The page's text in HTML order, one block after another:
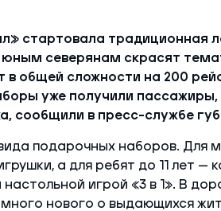
стартовала традиционная
северянам скрасят
в общей сложности на 200
уже получили пассажиры,
сообщили в пресс-службе
подарочных наборов. Для
а для ребят до 11 лет —
игрой «3 в 1». В
много нового о выдающихся